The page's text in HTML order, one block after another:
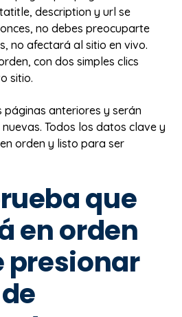
description y url se
no debes preocuparte
no afectará al sitio en vivo.
con dos simples clics
sitio.
páginas anteriores y serán
Todos los datos clave y
orden y listo para ser
que
en orden
presionar